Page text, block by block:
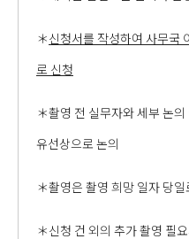
＊신청서를 작성하여 사무국
로 신청
＊촬영 전 실무자와 세부 논
유선상으로 논의
＊촬영은 촬영 희망 일자 당일
＊신청 건 외의 추가 촬영 필